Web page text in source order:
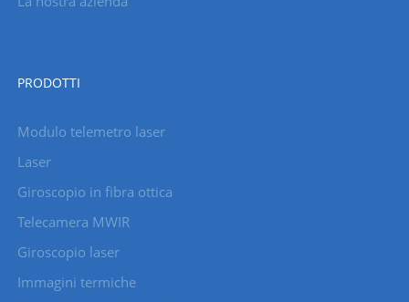
PRODOTTI
Modulo telemetro laser
Laser
Giroscopio in fibra ottica
Telecamera MWIR
Giroscopio laser
Immagini termiche